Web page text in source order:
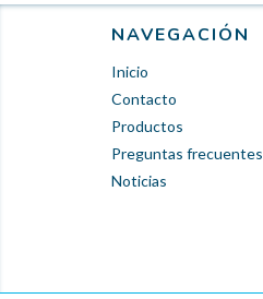
NAVEGACIÓN
Inicio
Contacto
Productos
Preguntas frecuentes
Noticias